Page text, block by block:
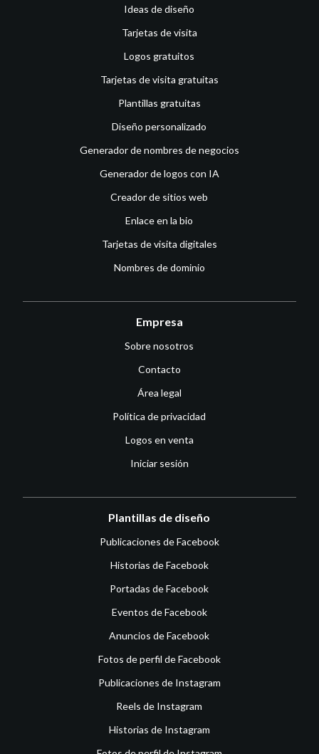
Ideas de diseño
Tarjetas de visita
Logos gratuitos
Tarjetas de visita gratuitas
Plantillas gratuitas
Diseño personalizado
Generador de nombres de negocios
Generador de logos con IA
Creador de sitios web
Enlace en la bio
Tarjetas de visita digitales
Nombres de dominio
Empresa
Sobre nosotros
Contacto
Área legal
Política de privacidad
Logos en venta
Iniciar sesión
Plantillas de diseño
Publicaciones de Facebook
Historias de Facebook
Portadas de Facebook
Eventos de Facebook
Anuncios de Facebook
Fotos de perfil de Facebook
Publicaciones de Instagram
Reels de Instagram
Historias de Instagram